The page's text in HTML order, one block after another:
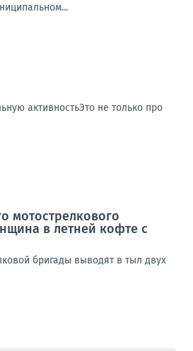
активностьЭто не только про
мотострелкового
в летней кофте с
бригады выводят в тыл двух